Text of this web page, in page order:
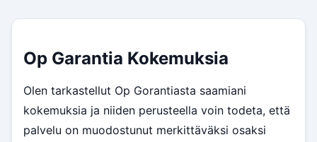
Op Garantia Kokemuksia
Olen tarkastellut Op Gorantiasta saamiani
kokemuksia ja niiden perusteella voin todeta, että
palvelu on muodostunut merkittäväksi osaksi